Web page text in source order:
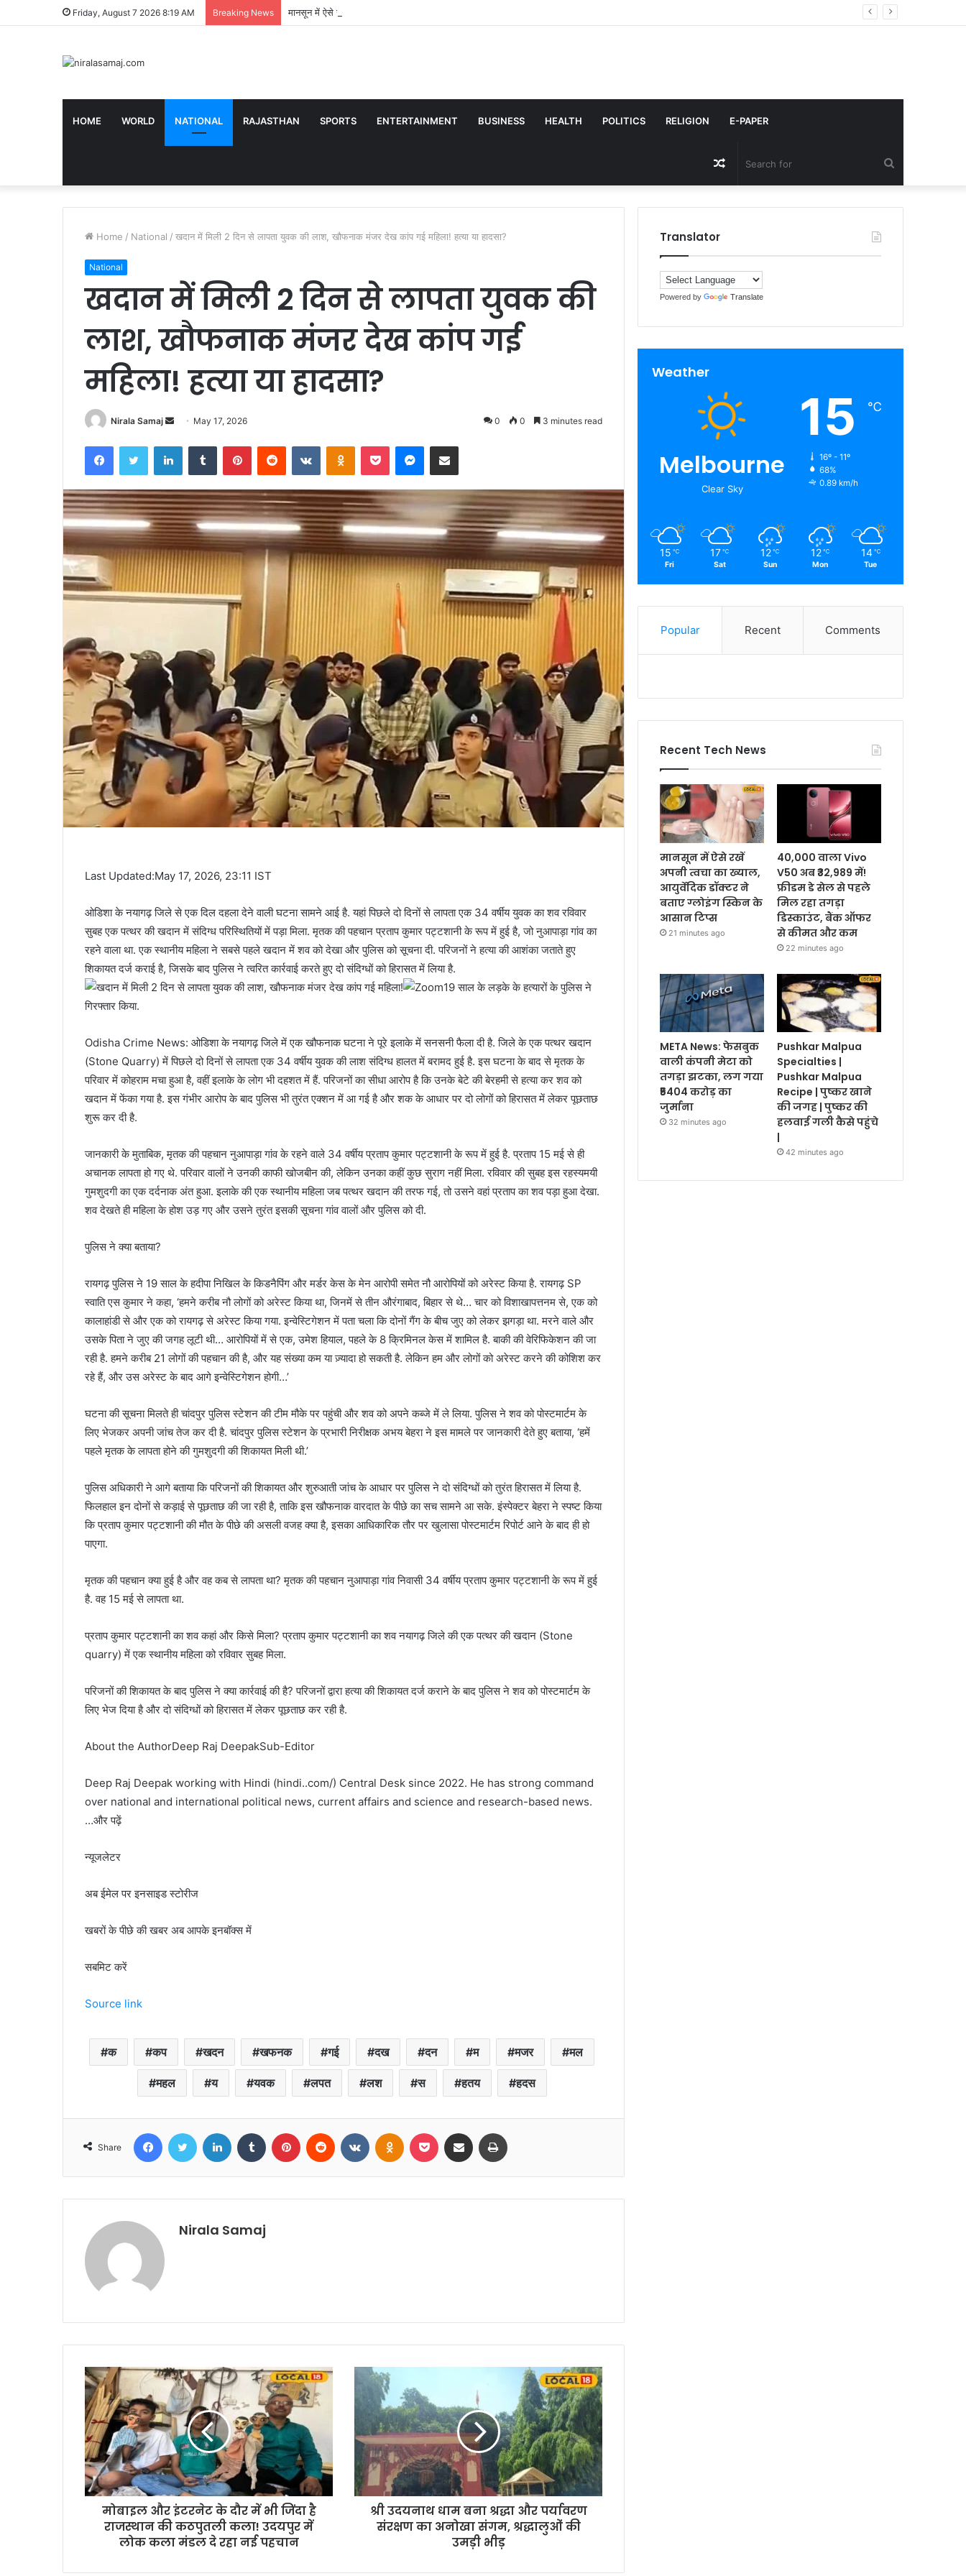
Friday, August 7 2026 8:19 AM Breaking News मानसून में ऐसे रखें अपनी त्वचा का ख्याल, आयुर्वेदिक डॉक्टर ने बताए ग्लोइंग स्किन के आसान टिप्स
HOME WORLD NATIONAL RAJASTHAN SPORTS ENTERTAINMENT BUSINESS HEALTH POLITICS RELIGION E-PAPER
for
Random
Article
Home / National / खदान में मिली 2 दिन से लापता युवक की लाश, खौफनाक मंजर देख कांप गई महिला! हत्या या हादसा?
National
खदान में मिली 2 दिन से लापता युवक की
लाश, खौफनाक मंजर देख कांप गई
महिला! हत्या या हादसा?
Nirala Samaj
Send May 17, 2026 0 0 3 minutes read
FacebookTwitter LinkedInTumblr PinterestReddit VKontakteOdnoklassniki
Pocket Messenger
Share via Email
Last Updated:May 17, 2026, 23:11 IST
ओडिशा के नयागढ़ जिले से एक दिल दहला देने वाली घटना सामने आई है. यहां पिछले दो दिनों से लापता एक 34 वर्षीय युवक का शव रविवार
सुबह एक पत्थर की खदान में संदिग्ध परिस्थितियों में पड़ा मिला. मृतक की पहचान प्रताप कुमार पट्टशानी के रूप में हुई है, जो नुआपाड़ा गांव का
रहने वाला था. एक स्थानीय महिला ने सबसे पहले खदान में शव को देखा और पुलिस को सूचना दी. परिजनों ने हत्या की आशंका जताते हुए
शिकायत दर्ज कराई है, जिसके बाद पुलिस ने त्वरित कार्रवाई करते हुए दो संदिग्धों को हिरासत में लिया है.
19 साल के लड़के के हत्यारों के पुलिस ने
गिरफ्तार किया.
Odisha Crime News: ओडिशा के नयागढ़ जिले में एक खौफनाक घटना ने पूरे इलाके में सनसनी फैला दी है. जिले के एक पत्थर खदान
(Stone Quarry) में पिछले दो दिनों से लापता एक 34 वर्षीय युवक की लाश संदिग्ध हालत में बरामद हुई है. इस घटना के बाद से मृतक के
परिवार में कोहराम मचा हुआ है, वहीं इलाके के लोग भी दहशत में हैं. परिजनों का सीधा आरोप है कि उनके बेटे की बेरहमी से हत्या कर शव को
खदान में फेंका गया है. इस गंभीर आरोप के बाद पुलिस भी तुरंत एक्शन में आ गई है और शक के आधार पर दो लोगों को हिरासत में लेकर पूछताछ
शुरू कर दी है.
जानकारी के मुताबिक, मृतक की पहचान नुआपाड़ा गांव के रहने वाले 34 वर्षीय प्रताप कुमार पट्टशानी के रूप में हुई है. प्रताप 15 मई से ही
अचानक लापता हो गए थे. परिवार वालों ने उनकी काफी खोजबीन की, लेकिन उनका कहीं कुछ सुराग नहीं मिला. रविवार की सुबह इस रहस्यमयी
गुमशुदगी का एक दर्दनाक अंत हुआ. इलाके की एक स्थानीय महिला जब पत्थर खदान की तरफ गई, तो उसने वहां प्रताप का शव पड़ा हुआ देखा.
शव देखते ही महिला के होश उड़ गए और उसने तुरंत इसकी सूचना गांव वालों और पुलिस को दी.
पुलिस ने क्या बताया?
रायगढ़ पुलिस ने 19 साल के हदीपा निखिल के किडनैपिंग और मर्डर केस के मेन आरोपी समेत नौ आरोपियों को अरेस्ट किया है. रायगढ़ SP
स्वाति एस कुमार ने कहा, ‘हमने करीब नौ लोगों को अरेस्ट किया था, जिनमें से तीन औरंगाबाद, बिहार से थे… चार को विशाखापत्तनम से, एक को
कालाहांडी से और एक को रायगढ़ से अरेस्ट किया गया. इन्वेस्टिगेशन में पता चला कि दोनों गैंग के बीच जुए को लेकर झगड़ा था. मरने वाले और
उसके पिता ने जुए की जगह लूटी थी… आरोपियों में से एक, उमेश हियाल, पहले के 8 क्रिमिनल केस में शामिल है. बाकी की वेरिफिकेशन की जा
रही है. हमने करीब 21 लोगों की पहचान की है, और यह संख्या कम या ज़्यादा हो सकती है. लेकिन हम और लोगों को अरेस्ट करने की कोशिश कर
रहे हैं, और उस अरेस्ट के बाद आगे इन्वेस्टिगेशन होगी…’
घटना की सूचना मिलते ही चांदपुर पुलिस स्टेशन की टीम मौके पर पहुंची और शव को अपने कब्जे में ले लिया. पुलिस ने शव को पोस्टमार्टम के
लिए भेजकर अपनी जांच तेज कर दी है. चांदपुर पुलिस स्टेशन के प्रभारी निरीक्षक अभय बेहरा ने इस मामले पर जानकारी देते हुए बताया, ‘हमें
पहले मृतक के लापता होने की गुमशुदगी की शिकायत मिली थी.’
पुलिस अधिकारी ने आगे बताया कि परिजनों की शिकायत और शुरुआती जांच के आधार पर पुलिस ने दो संदिग्धों को तुरंत हिरासत में लिया है.
फिलहाल इन दोनों से कड़ाई से पूछताछ की जा रही है, ताकि इस खौफनाक वारदात के पीछे का सच सामने आ सके. इंस्पेक्टर बेहरा ने स्पष्ट किया
कि प्रताप कुमार पट्टशानी की मौत के पीछे की असली वजह क्या है, इसका आधिकारिक तौर पर खुलासा पोस्टमार्टम रिपोर्ट आने के बाद ही हो
पाएगा.
मृतक की पहचान क्या हुई है और वह कब से लापता था? मृतक की पहचान नुआपाड़ा गांव निवासी 34 वर्षीय प्रताप कुमार पट्टशानी के रूप में हुई
है. वह 15 मई से लापता था.
प्रताप कुमार पट्टशानी का शव कहां और किसे मिला? प्रताप कुमार पट्टशानी का शव नयागढ़ जिले की एक पत्थर की खदान (Stone
quarry) में एक स्थानीय महिला को रविवार सुबह मिला.
परिजनों की शिकायत के बाद पुलिस ने क्या कार्रवाई की है? परिजनों द्वारा हत्या की शिकायत दर्ज कराने के बाद पुलिस ने शव को पोस्टमार्टम के
लिए भेज दिया है और दो संदिग्धों को हिरासत में लेकर पूछताछ कर रही है.
About the AuthorDeep Raj DeepakSub-Editor
Deep Raj Deepak working with Hindi (hindi..com/) Central Desk since 2022. He has strong command
over national and international political news, current affairs and science and research-based news.
…और पढ़ें
न्यूजलेटर
अब ईमेल पर इनसाइड स्‍टोर‍ीज
खबरों के पीछे की खबर अब आपके इनबॉक्‍स में
सबमिट करें
Source link
क कप खदन खफनक गई दख दन म मजर मल
महल य यवक लपत लश स हतय हदस
Share
FacebookTwitter LinkedIn Tumblr Pinterest Reddit VKontakteOdnoklassniki
Pocket Share via Email
Nirala Samaj
मोबाइल और इंटरनेट के दौर में भी जिंदा है
राजस्थान की कठपुतली कला! उदयपुर में
लोक कला मंडल दे रहा नई पहचान
श्री उदयनाथ धाम बना श्रद्धा और पर्यावरण
संरक्षण का अनोखा संगम, श्रद्धालुओं की
उमड़ी भीड़
Translator
Powered by Translate
Weather
Melbourne
Clear Sky
15 ℃
16º - 11º
68%
0.89 km/h
15 ℃
Fri
17 ℃
Sat
12 ℃
Sun
12 ℃
Mon
14 ℃
Tue
Popular Recent Comments
Recent Tech News
मानसून में ऐसे रखें
अपनी त्वचा का ख्याल,
आयुर्वेदिक डॉक्टर ने
बताए ग्लोइंग स्किन के
आसान टिप्स
21 minutes ago
40,000 वाला Vivo
V50 अब ₹32,989 में!
फ्रीडम डे सेल से पहले
मिल रहा तगड़ा
डिस्काउंट, बैंक ऑफर
से कीमत और कम
22 minutes ago
META News: फेसबुक
वाली कंपनी मेटा को
तगड़ा झटका, लग गया
₹5404 करोड़ का
जुर्माना
32 minutes ago
Pushkar Malpua
Specialties |
Pushkar Malpua
Recipe | पुष्कर खाने
की जगह | पुष्कर की
हलवाई गली कैसे पहुंचे
|
42 minutes ago